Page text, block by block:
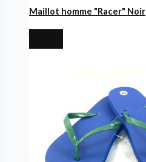
Maillot homme "Racer" Noir